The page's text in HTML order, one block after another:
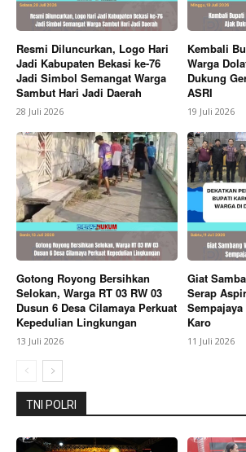
News Week
Magazine PRO
SUBSCRIBE NOW
Company
About
Resmi Diluncurkan, Logo Hari
Jadi Kabupaten Bekasi ke-76
Jadi Simbol Semangat Warga
Sambut Hari Jadi Daerah
28 Juli 2026
Kembali
Warga
Dukung
ASRI
19 Juli 2026
Gotong Royong Bersihkan
Selokan, Warga RT 03 RW 03
Dusun 6 Desa Cilamaya Perkuat
Kepedulian Lingkungan
13 Juli 2026
Giat
Serap
Karo
11 Juli 2026
TNI POLRI